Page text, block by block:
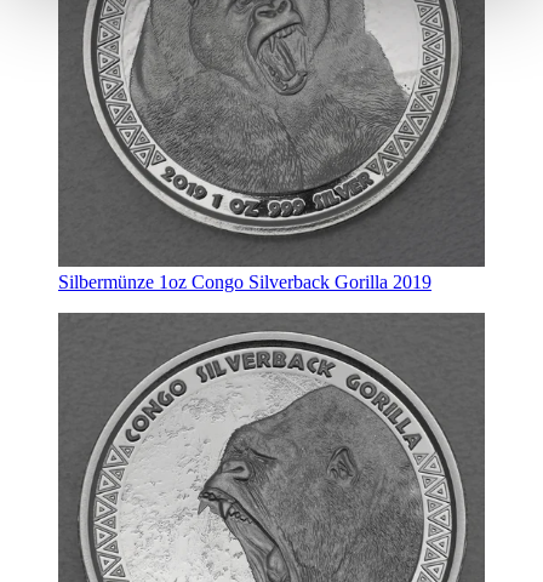
Silbermünze 1oz Congo Silverback Gorilla 2019